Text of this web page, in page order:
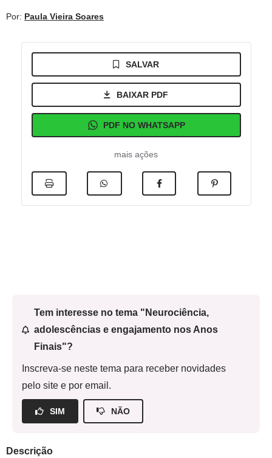
Por: Paula Vieira Soares
SALVAR
BAIXAR PDF
PDF NO WHATSAPP
mais ações
Tem interesse no tema "Neurociência,
adolescências e engajamento nos Anos
Finais"?
Inscreva-se neste tema para receber novidades
pelo site e por email.
SIM NÃO
Descrição